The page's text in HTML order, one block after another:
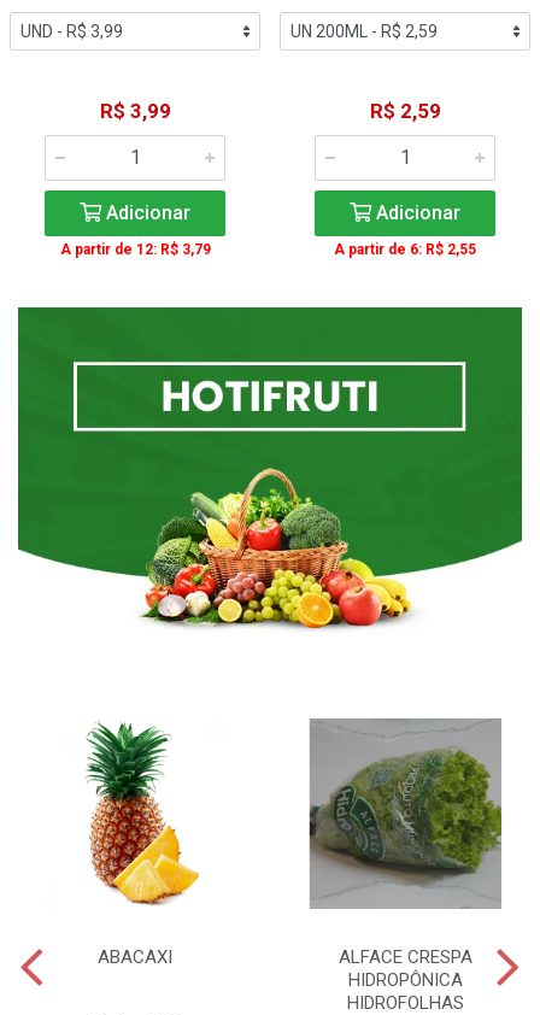
R$ 3,99
Adicionar
A partir de 12: R$ 3,79
R$ 2,59
Adicionar
A partir de 6: R$ 2,55
ABACAXI
ALFACE CRESPA
HIDROPÔNICA
HIDROFOLHAS